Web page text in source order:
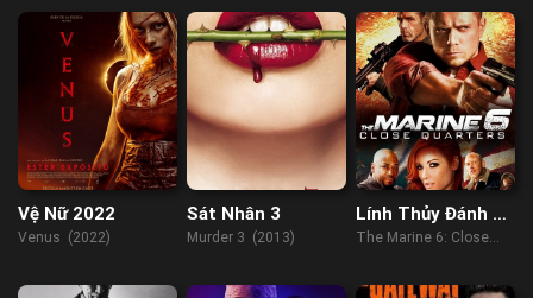
Vệ Nữ 2022
Venus (2022)
Sát Nhân 3
Murder 3 (2013)
Lính Thủy Đánh Bộ
6: Chặn Lối
The Marine 6: Close